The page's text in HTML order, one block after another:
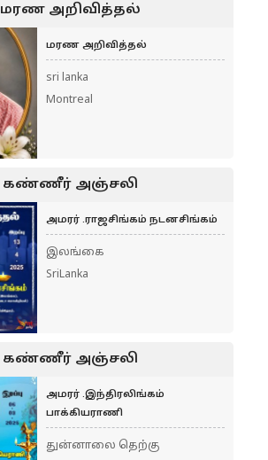
மரண அறிவித்தல்
மரண அறிவித்தல்
sri lanka
Montreal
கண்ணீர் அஞ்சலி
அமரர் .ராஜசிங்கம் நடனசிங்கம்
இலங்கை
SriLanka
கண்ணீர் அஞ்சலி
அமரர் .இந்திரலிங்கம்
பாக்கியராணி
துன்னாலை தெற்கு